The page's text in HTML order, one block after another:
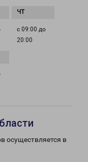
с 09:00 до
20:00
осуществляется в